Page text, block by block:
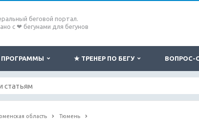
беговой портал.
с ❤ бегунами для бегунов
★ ТРЕНЕР ПО БЕГУ ВОПРОС-
область Тюмень